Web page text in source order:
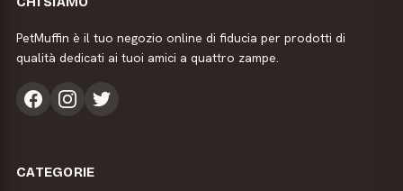
PetMuffin è il tuo negozio online di fiducia per prodotti di
qualità dedicati ai tuoi amici a quattro zampe.
CATEGORIE